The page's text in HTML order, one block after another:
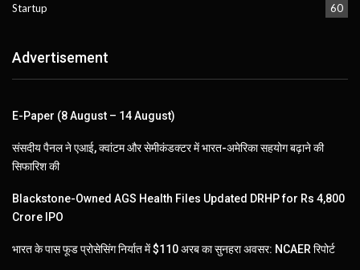
Startup 60
Advertisement
E-Paper (8 August – 14 August)
संसदीय पैनल ने एआई, क्वांटम और सेमीकंडक्टर में भारत-अमेरिका सहयोग बढ़ाने की
सिफारिश की
Blackstone-Owned AGS Health Files Updated DRHP for Rs 4,800
Crore IPO
भारत के पास फूड प्रोसेसिंग निर्यात में $110 अरब का सुनहरा अवसर: NCAER रिपोर्ट